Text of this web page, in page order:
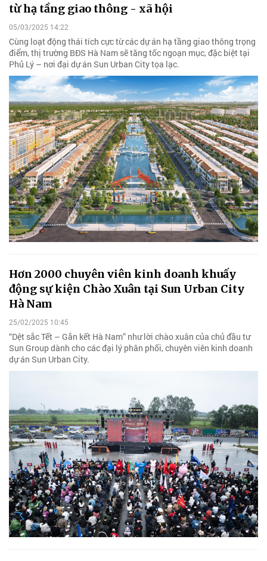
từ hạ tầng giao thông - xã hội
05/03/2025 14:22
Cùng loạt động thái tích cực từ các dự án hạ tầng giao thông trọng
điểm, thị trường BĐS Hà Nam sẽ tăng tốc ngoạn mục, đặc biệt tại
Phủ Lý – nơi đại dự án Sun Urban City tọa lạc.
Hơn 2000 chuyên viên kinh doanh khuấy
động sự kiện Chào Xuân tại Sun Urban City
Hà Nam
25/02/2025 10:45
“Dệt sắc Tết – Gắn kết Hà Nam” như lời chào xuân của chủ đầu tư
Sun Group dành cho các đại lý phân phối, chuyên viên kinh doanh
dự án Sun Urban City.